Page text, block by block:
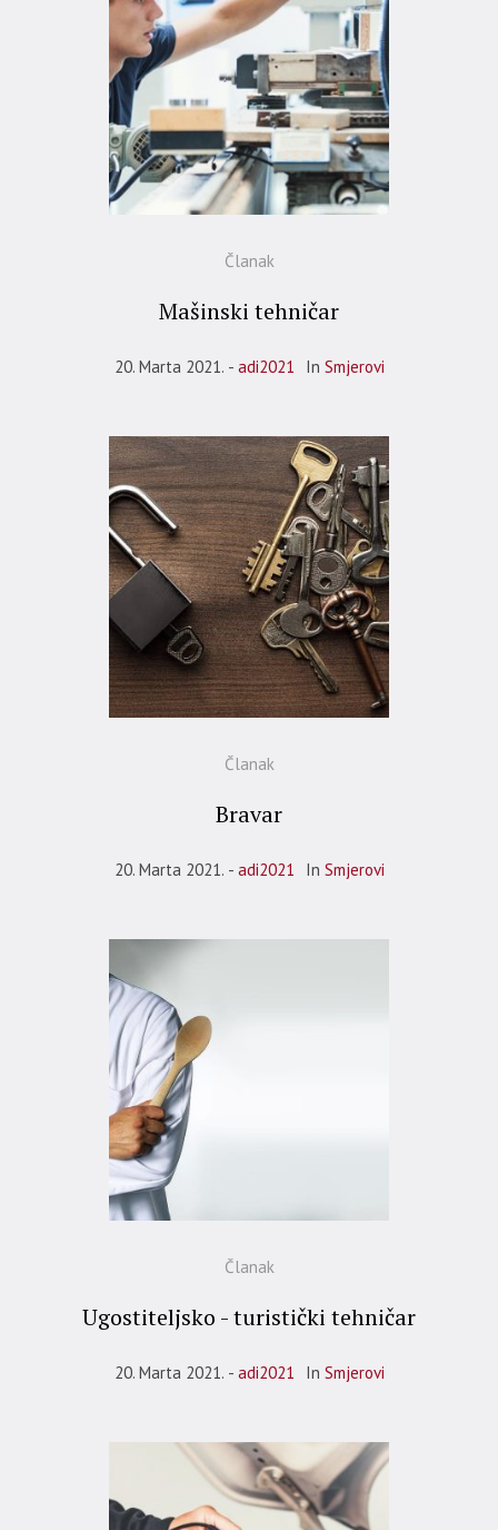
Članak
Mašinski tehničar
20. Marta 2021. adi2021 In Smjerovi
Članak
Bravar
20. Marta 2021. adi2021 In Smjerovi
Članak
Ugostiteljsko - turistički tehničar
20. Marta 2021. adi2021 In Smjerovi